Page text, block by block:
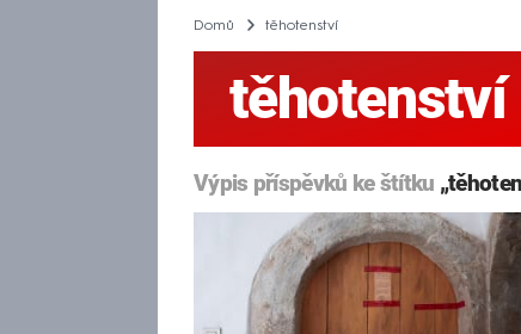
Domů těhotenství
těhotenství
Výpis příspěvků ke štítku